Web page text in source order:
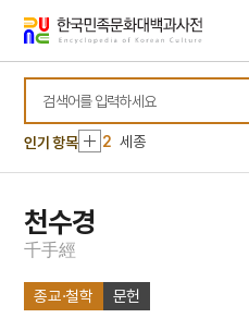
바로가기
바로가기
인기 항목
10 지방교부세
1 금성대군
2 세종
3 구비문학
사신도
천수경
千手經
종교·철학 문헌